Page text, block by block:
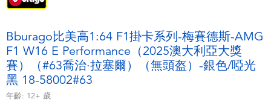
毛毛公仔玩具
夏日
Bburago比美高1:64 F1掛卡系列-梅賽德斯-AMG
F1 W16 E Performance（2025澳大利亞大獎
賽）（#63喬治·拉塞爾）（無頭盔）-銀色/啞光
黑 18-58002#63
年齡: 12+ 歲